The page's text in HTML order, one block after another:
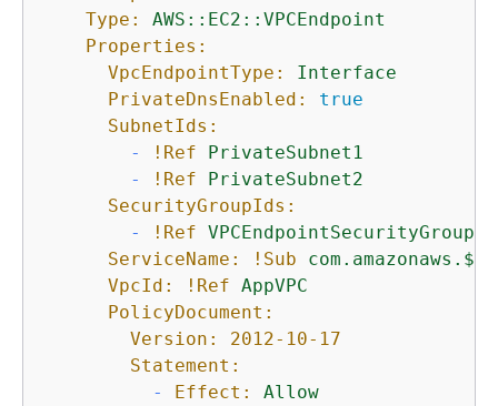
Type:
AWS::EC2::VPCEndpoint
Properties:
VpcEndpointType:
Interface
PrivateDnsEnabled:
true
SubnetIds:
-
!Ref
PrivateSubnet1
-
!Ref
PrivateSubnet2
SecurityGroupIds:
-
!Ref VPCEndpointSecurityGroup
ServiceName:
!Sub com.amazonaws.$
VpcId:
!Ref AppVPC
PolicyDocument:
Version:
2012-10-17
Statement:
-
Effect:
Allow